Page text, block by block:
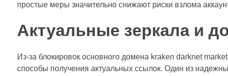
простые меры значительно снижают риски взлома
Актуальные зеркала и
Из-за блокировок основного домена kraken darknet
способы получения актуальных ссылок. Один из